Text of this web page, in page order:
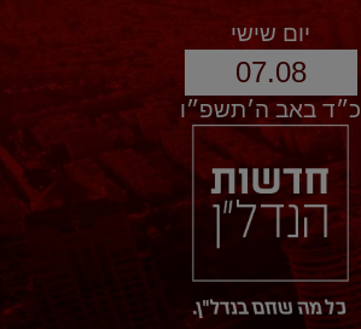
יום שישי
07.08
כ״ד באב ה׳תשפ״ו